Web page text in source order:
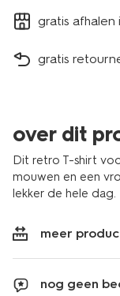
gratis afhalen
gratis
over dit
Dit retro T-shirt
mouwen en een
lekker de hele dag.
meer
nog geen